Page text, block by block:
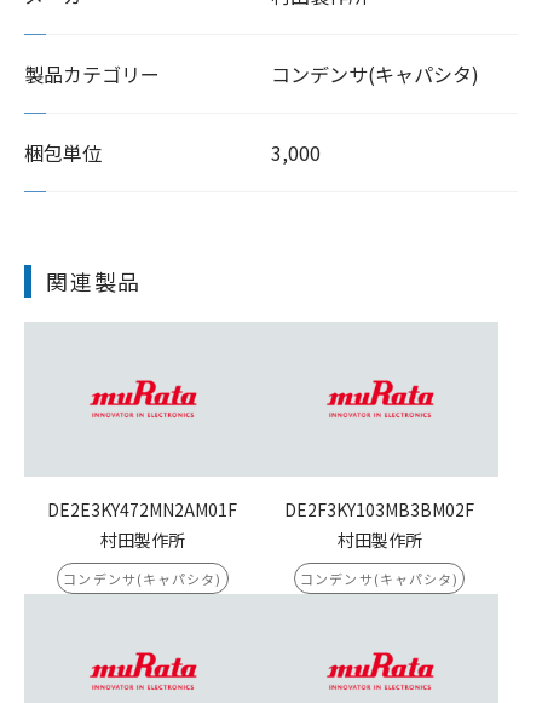
製品カテゴリー コンデンサ(キャパシタ)
梱包単位 3,000
関連製品
DE2E3KY472MN2AM01F
村田製作所
コンデンサ(キャパシタ)
DE2F3KY103MB3BM02F
村田製作所
コンデンサ(キャパシタ)